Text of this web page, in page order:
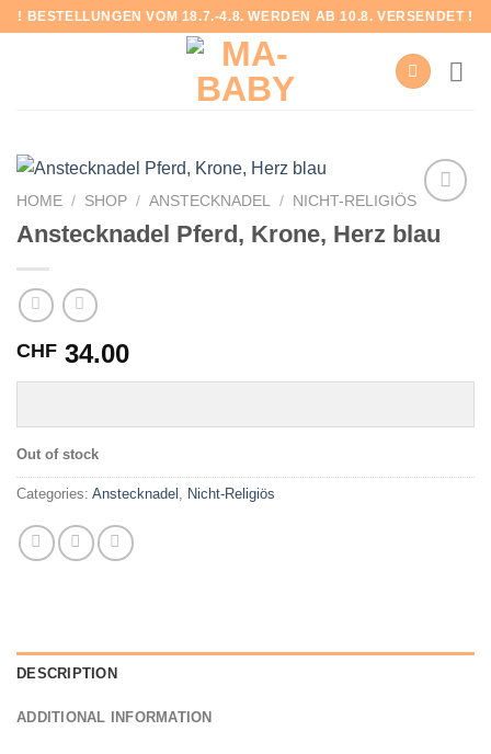
Skip! BESTELLUNGEN VOM 18.7.-4.8. WERDEN AB 10.8. VERSENDET !
HOME / SHOP / ANSTECKNADEL / NICHT-RELIGIÖS
Anstecknadel Pferd, Krone, Herz blau
CHF 34.00
Out of stock
Categories: Anstecknadel , Nicht-Religiös
DESCRIPTION
ADDITIONAL INFORMATION